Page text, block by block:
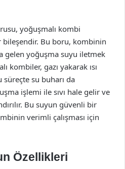
yoğuşmalı kombi
Bu boru, kombinin
gelen yoğuşma suyu iletmek
kombiler, gazı yakarak ısı
süreçte su buharı da
işlemi ile sıvı hale gelir ve
Bu suyun güvenli bir
verimli çalışması için
Özellikleri